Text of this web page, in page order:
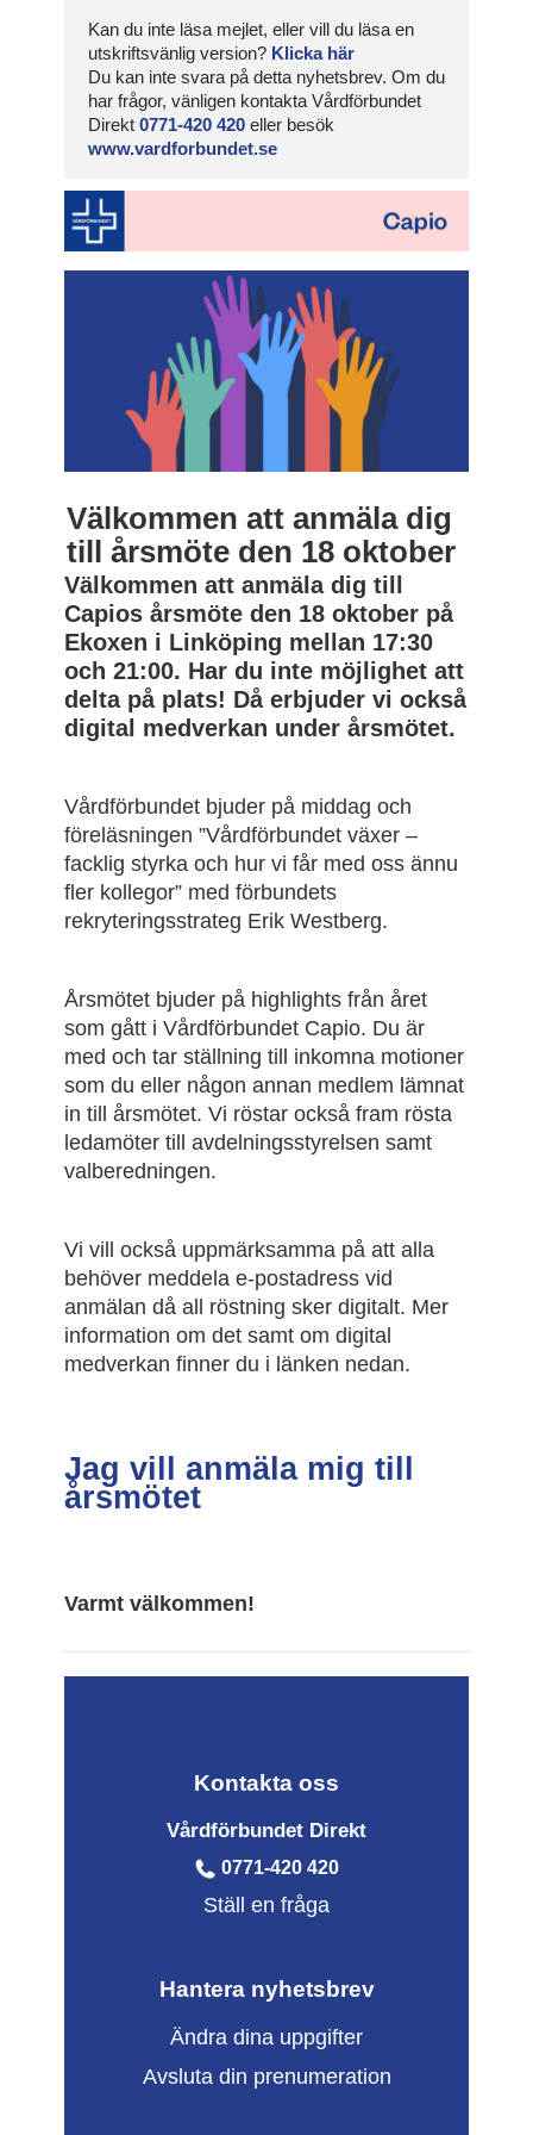
Kan du inte läsa mejlet, eller vill du läsa en
utskriftsvänlig version? Klicka här
Du kan inte svara på detta nyhetsbrev. Om du
har frågor, vänligen kontakta Vårdförbundet
Direkt 0771-420 420 eller besök
www.vardforbundet.se
Välkommen att anmäla dig
till årsmöte den 18 oktober
Välkommen att anmäla dig till
Capios årsmöte den 18 oktober på
Ekoxen i Linköping mellan 17:30
och 21:00. Har du inte möjlighet att
delta på plats! Då erbjuder vi också
digital medverkan under årsmötet.
Vårdförbundet bjuder på middag och
föreläsningen ”Vårdförbundet växer –
facklig styrka och hur vi får med oss ännu
fler kollegor” med förbundets
rekryteringsstrateg Erik Westberg.
Årsmötet bjuder på highlights från året
som gått i Vårdförbundet Capio. Du är
med och tar ställning till inkomna motioner
som du eller någon annan medlem lämnat
in till årsmötet. Vi röstar också fram rösta
ledamöter till avdelningsstyrelsen samt
valberedningen.
Vi vill också uppmärksamma på att alla
behöver meddela e-postadress vid
anmälan då all röstning sker digitalt. Mer
information om det samt om digital
medverkan finner du i länken nedan.
Jag vill anmäla mig till
årsmötet
Varmt välkommen!
Kontakta oss
Vårdförbundet Direkt
0771-420 420
Ställ en fråga
Hantera nyhetsbrev
Ändra dina uppgifter
Avsluta din prenumeration